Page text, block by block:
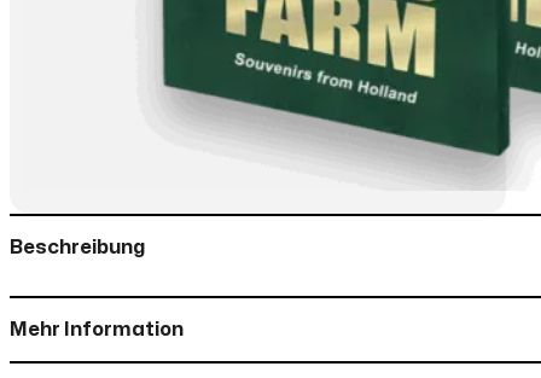
Beschreibung
Mehr Information